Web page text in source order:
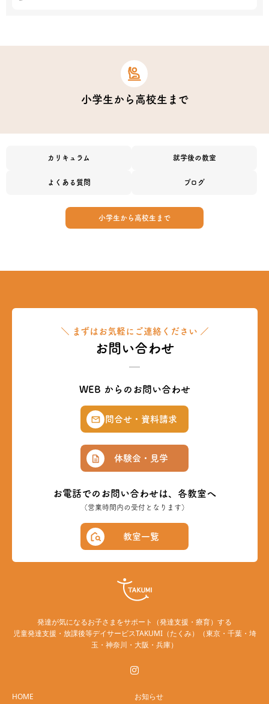
小学生から高校生まで
カリキュラム 就学後の教室
よくある質問 ブログ
小学生から高校生まで
＼ まずはお気軽にご連絡ください ／
お問い合わせ
WEB からのお問い合わせ
問合せ・資料請求
体験会・見学
お電話でのお問い合わせは、各教室へ
（営業時間内の受付となります）
教室一覧
発達が気になるお子さまをサポート（発達支援・療育）する
児童発達支援・放課後等デイサービスTAKUMI（たくみ）（東京・千葉・埼
玉・神奈川・大阪・兵庫）
HOME お知らせ